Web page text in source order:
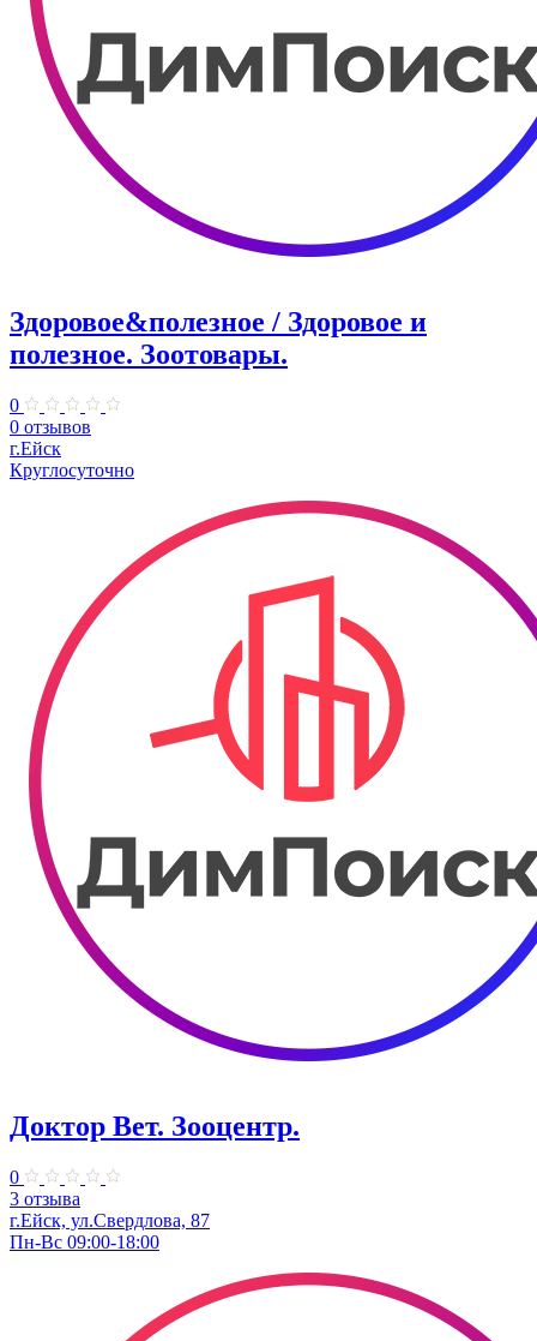
Здоровое&полезное / Здоровое и
полезное. Зоотовары.
0
0 отзывов
г.Ейск
Круглосуточно
Доктор Вет. Зооцентр.
0
3 отзыва
г.Ейск, ул.Свердлова, 87
Пн-Вс 09:00-18:00